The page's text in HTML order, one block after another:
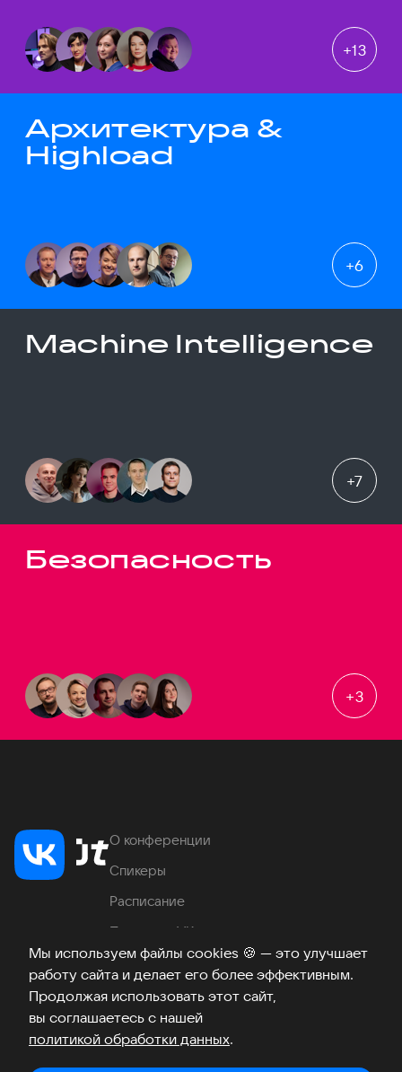
Мы используем файлы cookies 🍪 — это улучшает
работу сайта и делает его более эффективным.
Продолжая использовать этот сайт,
вы соглашаетесь с нашей
политикой обработки данных.
+13
Архитектура &
Highload
+6
Machine Intelligence
+7
Безопасность
+3
О конференции
Спикеры
Расписание
Продукты VK
Место проведения
Часто задаваемые вопросы
ТелеграмВКонтакте
Хабр
Возникли вопросы? ©2026